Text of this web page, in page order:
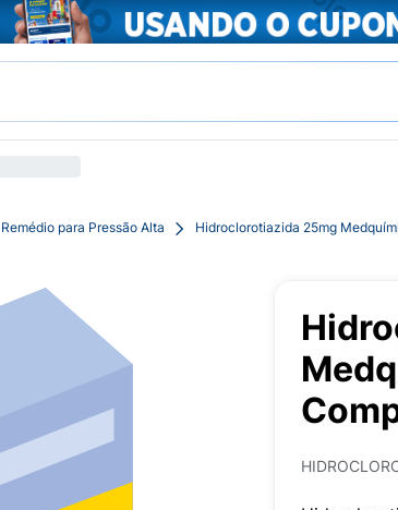
Remédio para Pressão Alta Hidroclorotiazida 25mg